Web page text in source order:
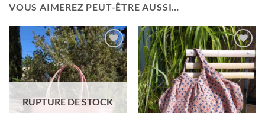
VOUS AIMEREZ PEUT-ÊTRE AUSSI…
RUPTURE DE STOCK
Ajouter
à la liste
de
souhaits